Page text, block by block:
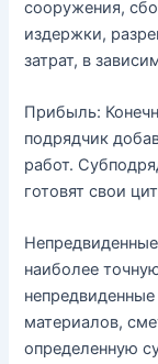
сооружения,
издержки,
затрат, в
Прибыль:
подрядчик
работ.
готовят свои
наиболее
материалов,
определенную